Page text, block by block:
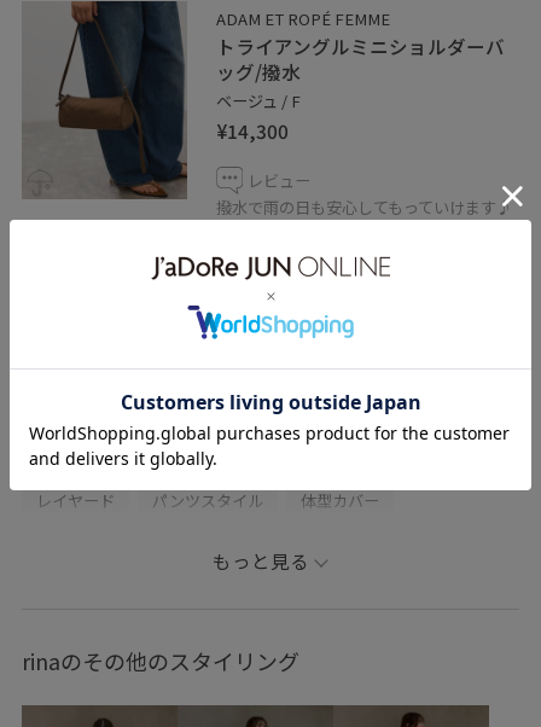
ADAM ET ROPÉ FEMME
トライアングルミニショルダーバ
ッグ/撥水
ベージュ / F
¥14,300
レビュー
撥水で雨の日も安心してもっていけます♪
デートコーデ お出かけコーデ 旅行コーデ
アウトドアコーデ ストリート
レイヤード パンツスタイル 体型カバー
シンプルコーデ
Tシャツ/カットソー
もっと見る
rinaのその他のスタイリング